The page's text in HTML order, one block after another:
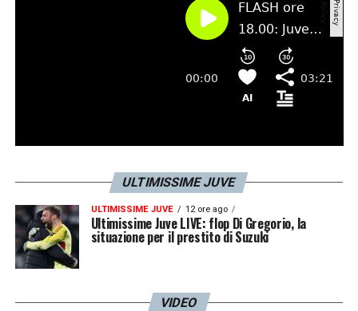
LA PLAYLIST DELLE NOSTRE TOP NEWS
ULTIMISSIME JUVE
ULTIMISSIME JUVE 12 ore ago
Ultimissime Juve LIVE: flop Di Gregorio, la
situazione per il prestito di Suzuki
VIDEO